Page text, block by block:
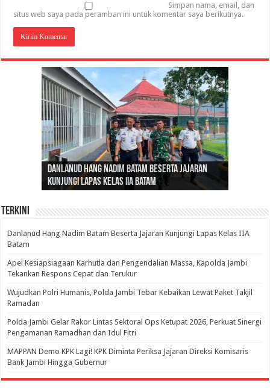
Simpan nama, email, dan
situs web saya pada peramban ini untuk komentar saya berikutnya.
Danlanud Hang Nadim Batam Beserta Jajaran
Kunjungi Lapas Kelas IIA Batam
Silaturahmi dan Reses Komite I DPD RI di Polda
Jambi Bahas Sinergitas Penanganan Narkotika
Gubernur Al Haris: Lomba Cerdas Cermat Sarana
Edukasi Pembentukan Karakter Generasi
Penerus
Gubernur Al Haris Dorong Koperasi Merah Putih
Cepat Beroperasi Agar Bisa Layani Masyarakat
Penuhi Kebutuhannya
Sosok Fenomenal yang Menggetarkan
Nusantara: Ratu Wangsa, Wanita Berkelas
dengan Pengaruh Internasional
Terkini
Danlanud Hang Nadim Batam Beserta Jajaran Kunjungi Lapas Kelas IIA
Batam
Apel Kesiapsiagaan Karhutla dan Pengendalian Massa, Kapolda Jambi
Tekankan Respons Cepat dan Terukur
Wujudkan Polri Humanis, Polda Jambi Tebar Kebaikan Lewat Paket Takjil
Ramadan
Polda Jambi Gelar Rakor Lintas Sektoral Ops Ketupat 2026, Perkuat Sinergi
Pengamanan Ramadhan dan Idul Fitri
‎MAPPAN Demo KPK Lagi! KPK Diminta Periksa Jajaran Direksi Komisaris
Bank Jambi Hingga Gubernur ‎